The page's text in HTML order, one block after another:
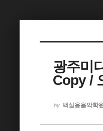
광주미
Copy /
by 백실용음악학원
치북5
치북5